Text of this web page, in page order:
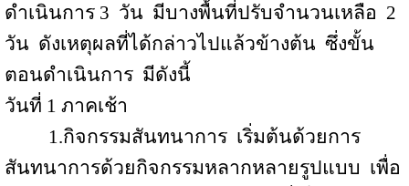
ดำเนินการ 3 วัน มีบางพื้นที่ปรับจำนวนเหลือ 2
วัน ดังเหตุผลที่ได้กล่าวไปแล้วข้างต้น ซึ่งขั้น
ตอนดำเนินการ มีดังนี้
วันที่ 1 ภาคเช้า
1.กิจกรรมสันทนาการ เริ่มต้นด้วยการ
สันทนาการด้วยกิจกรรมหลากหลายรูปแบบ เพื่อ